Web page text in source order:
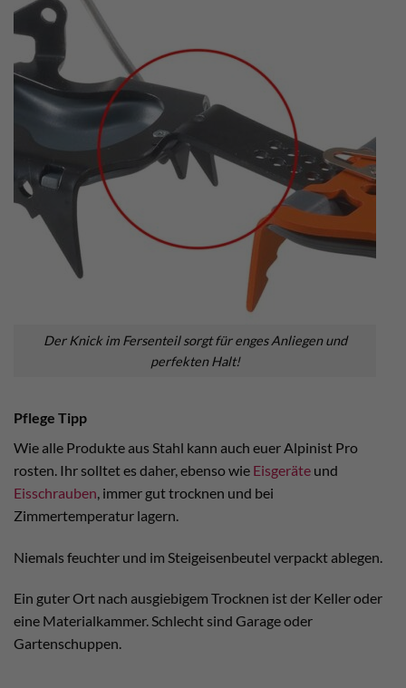
Der Knick im Fersenteil sorgt für enges Anliegen und
perfekten Halt!
Pflege Tipp
Wie alle Produkte aus Stahl kann auch euer Alpinist Pro
rosten. Ihr solltet es daher, ebenso wie Eisgeräte und
Eisschrauben, immer gut trocknen und bei
Zimmertemperatur lagern.
Niemals feuchter und im Steigeisenbeutel verpackt ablegen.
Ein guter Ort nach ausgiebigem Trocknen ist der Keller oder
eine Materialkammer. Schlecht sind Garage oder
Gartenschuppen.